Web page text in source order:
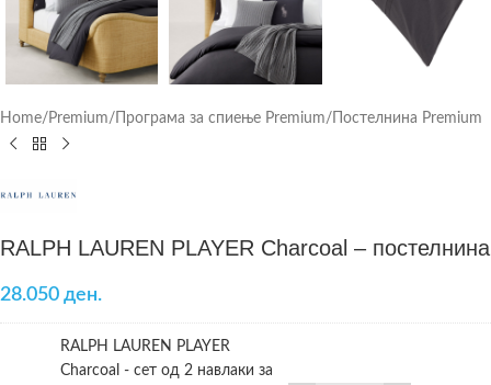
Home/ Premium/ Програма за спиење Premium/ Постелнина Premium
RALPH LAUREN PLAYER Charcoal – постелнина
28.050 ден.
RALPH LAUREN PLAYER
Charcoal - сет од 2 навлаки за